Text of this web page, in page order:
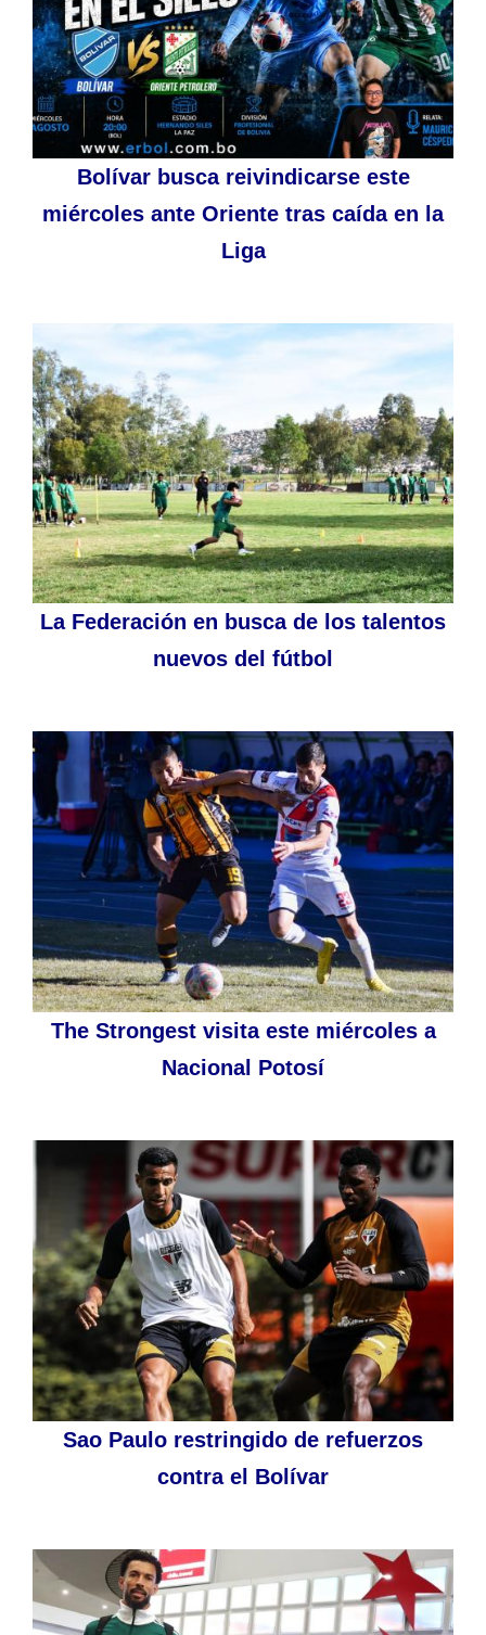
Bolívar busca reivindicarse este
miércoles ante Oriente tras caída en la
Liga
La Federación en busca de los talentos
nuevos del fútbol
The Strongest visita este miércoles a
Nacional Potosí
Sao Paulo restringido de refuerzos
contra el Bolívar